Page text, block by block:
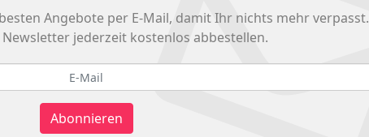
Angebote per E-Mail, damit Ihr nichts mehr verpasst.
jederzeit kostenlos abbestellen.
Abonnieren